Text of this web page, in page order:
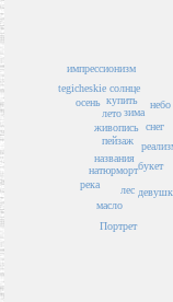
пейзаж
названия
живопись
лето
натюрморт
купить
солнце
лес
зима
осень
букет
масло
река
снег
tegicheskie
небо
импрессионизм
Портрет